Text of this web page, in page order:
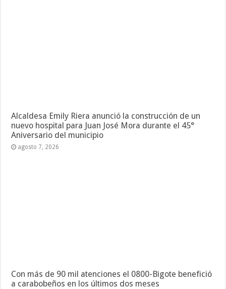
Alcaldesa Emily Riera anunció la construcción de un
nuevo hospital para Juan José Mora durante el 45°
Aniversario del municipio
agosto 7, 2026
Con más de 90 mil atenciones el 0800-Bigote benefició
a carabobeños en los últimos dos meses